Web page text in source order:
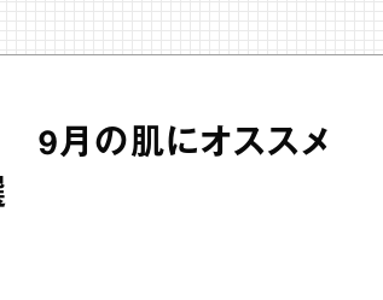
9月の肌にオススメ